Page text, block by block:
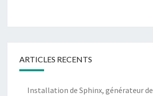
ARTICLES RECENTS
Installation de Sphinx, générateur de